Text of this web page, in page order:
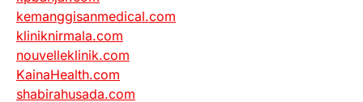
kemanggisanmedical.com
kliniknirmala.com
nouvelleklinik.com
KainaHealth.com
shabirahusada.com